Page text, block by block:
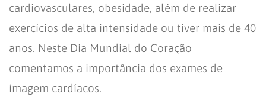
cardiovasculares, obesidade, além de realizar
exercícios de alta intensidade ou tiver mais de 40
anos. Neste Dia Mundial do Coração
comentamos a importância dos exames de
imagem cardíacos.